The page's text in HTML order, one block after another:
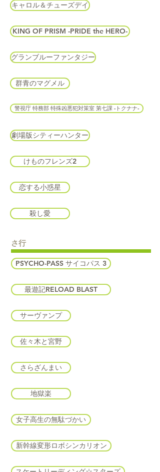
キャロル＆チューズデイ
KING OF PRISM -PRIDE the HERO-
グランブルーファンタジー
群青のマグメル
警視庁 特務部 特殊凶悪犯対策室 第七課 -トクナナ-
劇場版シティーハンター
けものフレンズ2
恋する小惑星
殺し愛
さ行
PSYCHO-PASS サイコパス 3
最遊記RELOAD BLAST
サーヴァンプ
佐々木と宮野
さらざんまい
地獄楽
女子高生の無駄づかい
新幹線変形ロボシンカリオン